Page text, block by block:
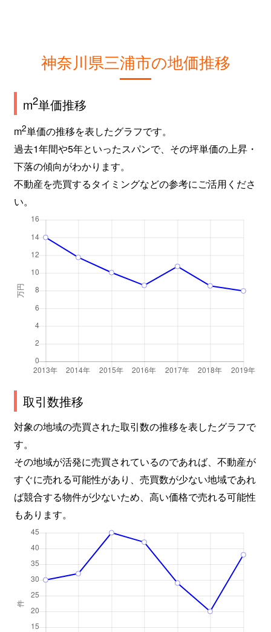
神奈川県三浦市の地価推移
m2単価推移
m2単価の推移を表したグラフです。
過去1年間や5年といったスパンで、その坪単価の上昇・
下落の傾向がわかります。
不動産を売買するタイミングなどの参考にご活用くださ
い。
取引数推移
対象の地域の売買された取引数の推移を表したグラフで
す。
その地域が活発に売買されているのであれば、不動産が
すぐに売れる可能性があり、売買数が少ない地域であれ
ば競合する物件が少ないため、高い価格で売れる可能性
もあります。